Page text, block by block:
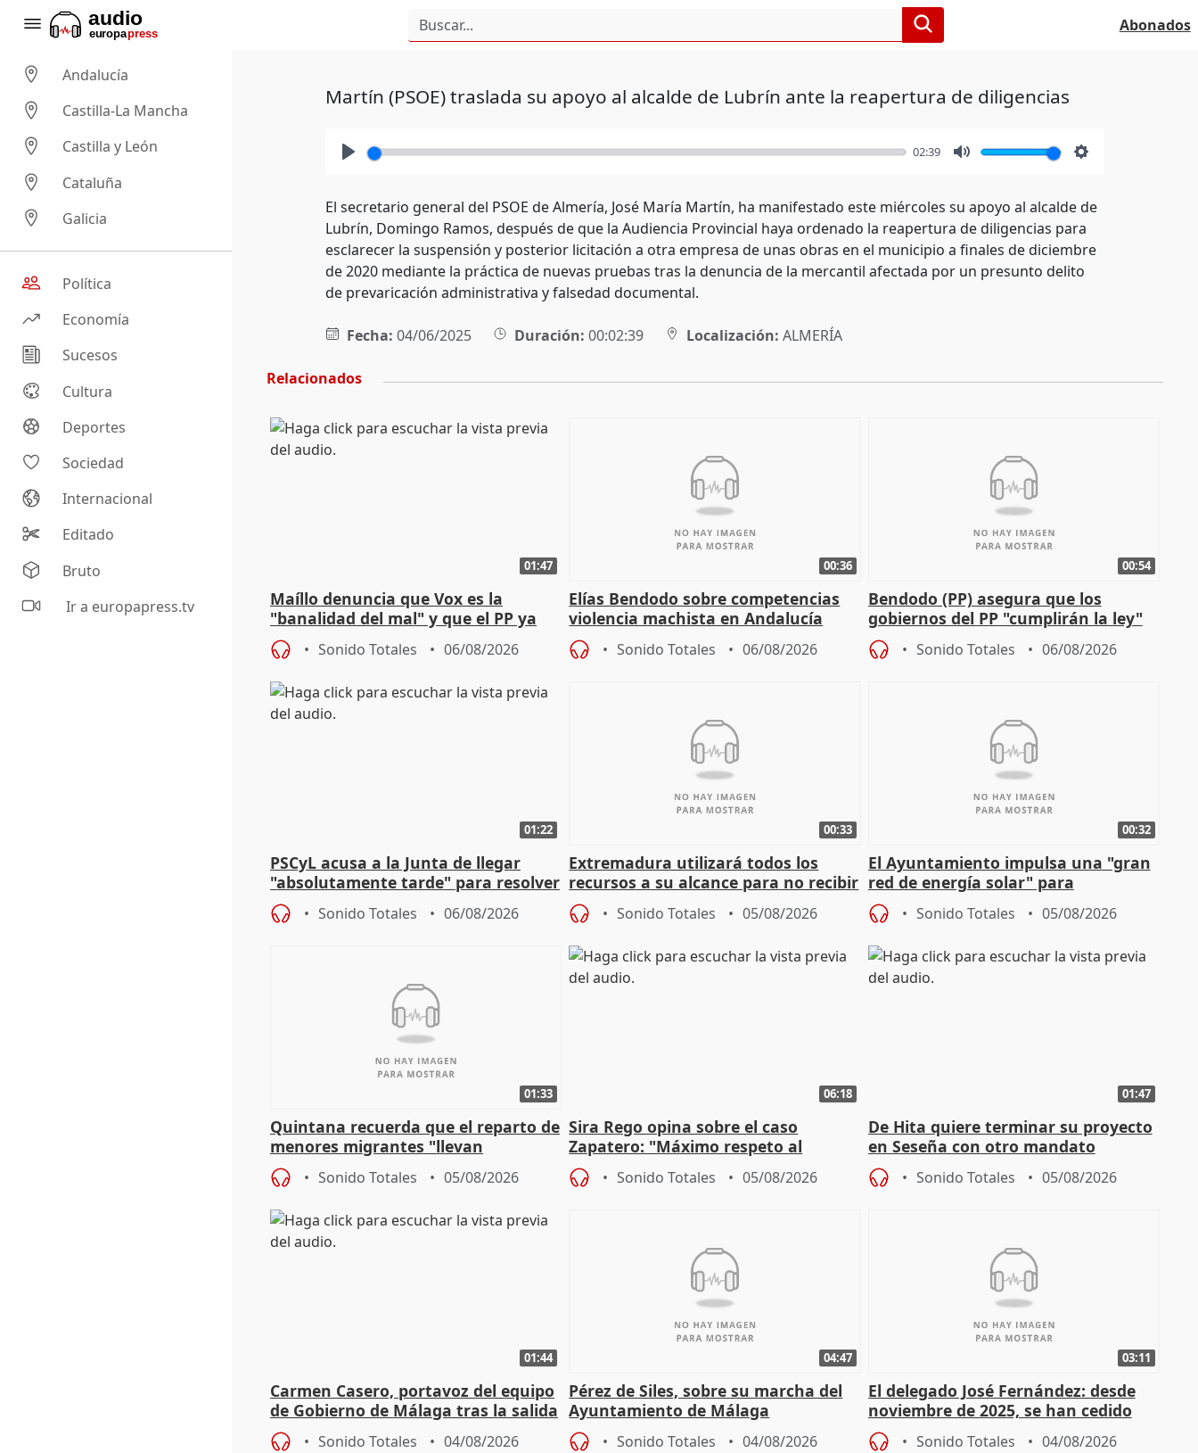
Abonados
Andalucía
Castilla-La Mancha
Castilla y León
Cataluña
Galicia
Política
Economía
Sucesos
Cultura
Deportes
Sociedad
Internacional
Editado
Bruto
Ir a europapress.tv
Martín (PSOE) traslada su apoyo al alcalde de Lubrín ante la reapertura de diligencias
02:39
El secretario general del PSOE de Almería, José María Martín, ha manifestado este miércoles su apoyo al alcalde de
Lubrín, Domingo Ramos, después de que la Audiencia Provincial haya ordenado la reapertura de diligencias para
esclarecer la suspensión y posterior licitación a otra empresa de unas obras en el municipio a finales de diciembre
de 2020 mediante la práctica de nuevas pruebas tras la denuncia de la mercantil afectada por un presunto delito
de prevaricación administrativa y falsedad documental.
Fecha: 04/06/2025 Duración: 00:02:39 Localización: ALMERÍA
Relacionados
01:47
Maíllo denuncia que Vox es la
"banalidad del mal" y que el PP ya
asume todas sus tesis
Sonido Totales 06/08/2026
00:36
Elías Bendodo sobre competencias
violencia machista en Andalucía
Sonido Totales 06/08/2026
00:54
Bendodo (PP) asegura que los
gobiernos del PP "cumplirán la ley"
sobre los menores migrantes
Sonido Totales 06/08/2026
01:22
PSCyL acusa a la Junta de llegar
"absolutamente tarde" para resolver
problemas como Newcastle
Sonido Totales 06/08/2026
00:33
Extremadura utilizará todos los
recursos a su alcance para no recibir
más menores migrantes
Sonido Totales 05/08/2026
00:32
El Ayuntamiento impulsa una "gran
red de energía solar" para
autoconsumo
Sonido Totales 05/08/2026
01:33
Quintana recuerda que el reparto de
menores migrantes "llevan
aportación del Gobierno" central
Sonido Totales 05/08/2026
06:18
Sira Rego opina sobre el caso
Zapatero: "Máximo respeto al
proceso judicial"
Sonido Totales 05/08/2026
01:47
De Hita quiere terminar su proyecto
en Seseña con otro mandato
Sonido Totales 05/08/2026
01:44
Carmen Casero, portavoz del equipo
de Gobierno de Málaga tras la salida
de Pérez de Siles
Sonido Totales 04/08/2026
04:47
Pérez de Siles, sobre su marcha del
Ayuntamiento de Málaga
Sonido Totales 04/08/2026
03:11
El delegado José Fernández: desde
noviembre de 2025, se han cedido
9.810 ayudas por nacimiento
Sonido Totales 04/08/2026